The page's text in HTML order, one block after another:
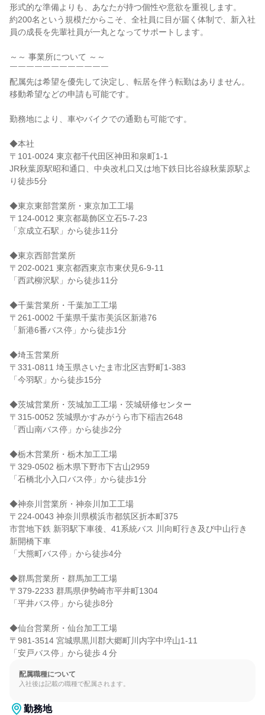
形式的な準備よりも、あなたが持つ個性や意欲を重視します。
約200名という規模だからこそ、全社員に目が届く体制で、新入社
員の成長を先輩社員が一丸となってサポートします。
～～ 事業所について ～～
￣￣￣￣￣￣￣￣￣￣￣￣
配属先は希望を優先して決定し、転居を伴う転勤はありません。
移動希望などの申請も可能です。
勤務地により、車やバイクでの通勤も可能です。
◆本社
〒101-0024 東京都千代田区神田和泉町1-1
JR秋葉原駅昭和通口、中央改札口又は地下鉄日比谷線秋葉原駅よ
り徒歩5分
◆東京東部営業所・東京加工工場
〒124-0012 東京都葛飾区立石5-7-23
「京成立石駅」から徒歩11分
◆東京西部営業所
〒202-0021 東京都西東京市東伏見6-9-11
「西武柳沢駅」から徒歩11分
◆千葉営業所・千葉加工工場
〒261-0002 千葉県千葉市美浜区新港76
「新港6番バス停」から徒歩1分
◆埼玉営業所
〒331-0811 埼玉県さいたま市北区吉野町1-383
「今羽駅」から徒歩15分
◆茨城営業所・茨城加工工場・茨城研修センター
〒315-0052 茨城県かすみがうら市下稲吉2648
「西山南バス停」から徒歩2分
◆栃木営業所・栃木加工工場
〒329-0502 栃木県下野市下古山2959
「石橋北小入口バス停」から徒歩1分
◆神奈川営業所・神奈川加工工場
〒224-0043 神奈川県横浜市都筑区折本町375
市営地下鉄 新羽駅下車後、41系統バス 川向町行き及び中山行き
新開橋下車
「大熊町バス停」から徒歩4分
◆群馬営業所・群馬加工工場
〒379-2233 群馬県伊勢崎市平井町1304
「平井バス停」から徒歩8分
◆仙台営業所・仙台加工工場
〒981-3514 宮城県黒川郡大郷町川内字中埣山1-11
「安戸バス停」から徒歩４分
配属職種について
入社後は記載の職種で配属されます。
勤務地